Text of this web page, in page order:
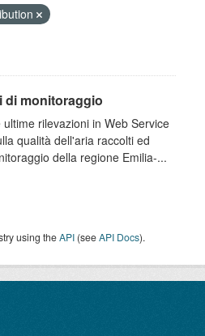
di monitoraggio
rilevazioni in Web Service
qualità dell'aria raccolti ed
della regione Emilia-...
using theAPI (seeAPI Docs).